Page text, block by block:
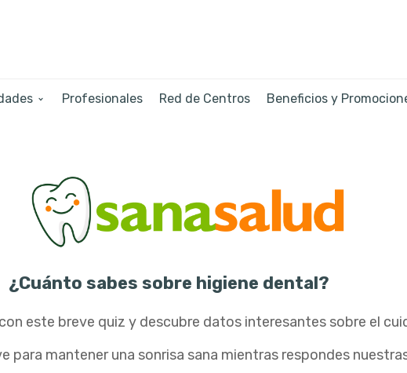
Profesionales Red de Centros Beneficios y
¿Cuánto sabes sobre higiene dental?
este breve quiz y descubre datos interesantes sobre el
para mantener una sonrisa sana mientras respondes